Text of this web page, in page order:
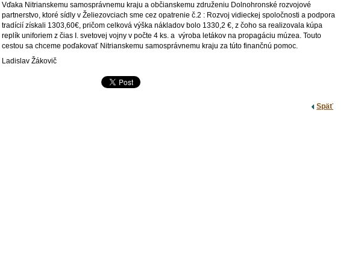
Vďaka Nitrianskemu samosprávnemu kraju a občianskemu združeniu Dolnohronské rozvojové
partnerstvo, ktoré sídly v Želiezovciach sme cez opatrenie č.2 : Rozvoj vidieckej spoločnosti a podpora
tradícií získali 1303,60€, pričom celková výška nákladov bolo 1330,2 €, z čoho sa realizovala kúpa
replík uniforiem z čias I. svetovej vojny v počte 4 ks. a výroba letákov na propagáciu múzea. Touto
cestou sa chceme poďakovať Nitrianskemu samosprávnemu kraju za túto finančnú pomoc.
Ladislav Žákovič
Späť